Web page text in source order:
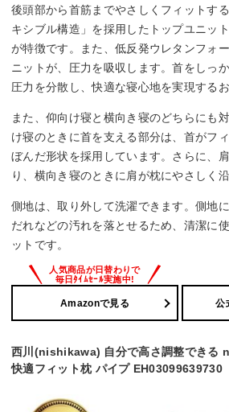
後頭部から首筋までやさしくフィットす
キシブル構造」を採用したトップユニッ
が特徴です。また、低反発ウレタンフォ
ニットが、圧力を吸収します。首をしっ
圧力を分散し、快適な寝心地を実現する
また、仰向け寝と横向き寝のどちらにも
け寝のときに首を支える部分は、首がフ
ぼんだ形状を採用しています。さらに、
り、横向き寝のときに肩が枕にやさしく
側地は、取り外して洗濯できます。側地
だれなどの汚れを落とせるため、清潔に
ットです。
Amazonで見る 公
西川(nishikawa) 自分で高さ調整できる
快適フィット枕 パイプ EH03099639730